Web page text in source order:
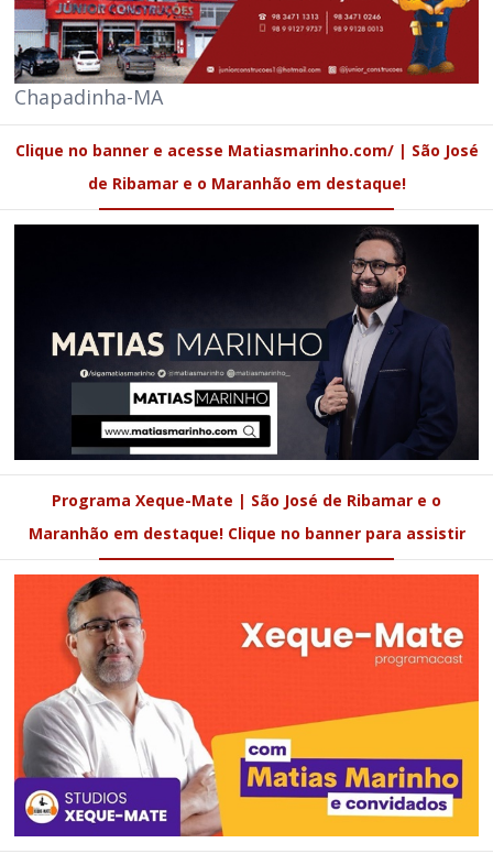
Chapadinha-MA
Clique no banner e acesse Matiasmarinho.com/ | São José
de Ribamar e o Maranhão em destaque!
Programa Xeque-Mate | São José de Ribamar e o
Maranhão em destaque! Clique no banner para assistir